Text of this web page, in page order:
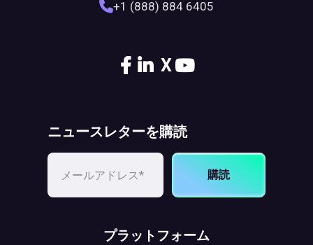
+1 (888) 884 6405
X
ニュースレターを購読
購読
プラットフォーム